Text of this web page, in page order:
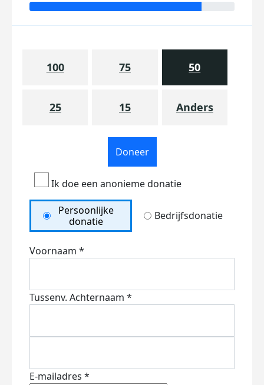
100 75 50
25 15 Anders
Doneer
Ik doe een anonieme donatie
Persoonlijke
donatie
Bedrijfsdonatie
Voornaam *
Tussenv. Achternaam *
E-mailadres *